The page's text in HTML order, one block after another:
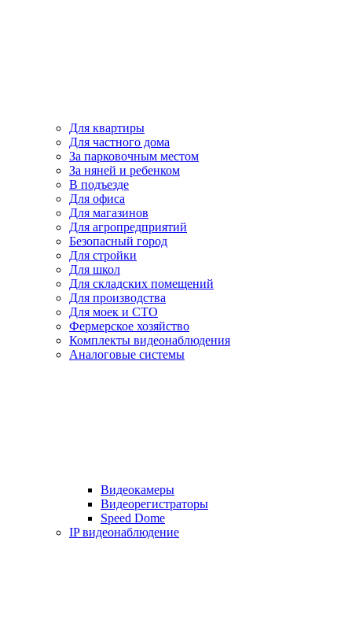
Для квартиры
Для частного дома
За парковочным местом
За няней и ребенком
В подъезде
Для офиса
Для магазинов
Для агропредприятий
Безопасный город
Для стройки
Для школ
Для складских помещений
Для производства
Для моек и СТО
Фермерское хозяйство
Комплекты видеонаблюдения
Аналоговые системы
Видеокамеры
Видеорегистраторы
Speed Dome
IP видеонаблюдение